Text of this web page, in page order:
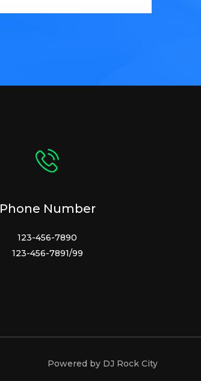
Phone Number
123-456-7890
123-456-7891/99
Powered by DJ Rock City